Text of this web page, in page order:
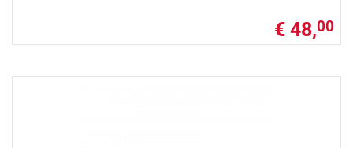
€ 48,00